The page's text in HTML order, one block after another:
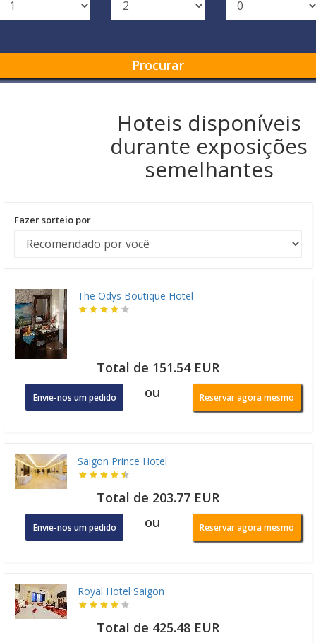
Procurar
Hoteis disponíveis
durante exposições
semelhantes
Fazer sorteio por
The Odys Boutique Hotel
Total de 151.54 EUR
Envie-nos um pedido ou Reservar agora mesmo
Saigon Prince Hotel
Total de 203.77 EUR
Envie-nos um pedido ou Reservar agora mesmo
Royal Hotel Saigon
Total de 425.48 EUR